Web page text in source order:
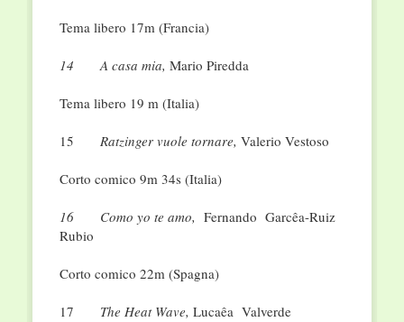
Tema libero 17m (Francia)
14A casa mia, Mario Piredda
Tema libero 19 m (Italia)
15 Ratzinger vuole tornare, Valerio Vestoso
Corto comico 9m 34s (Italia)
16 Como yo te amo, Fernando Garcêa-Ruiz
Rubio
Corto comico 22m (Spagna)
17 The Heat Wave, Lucaêa Valverde